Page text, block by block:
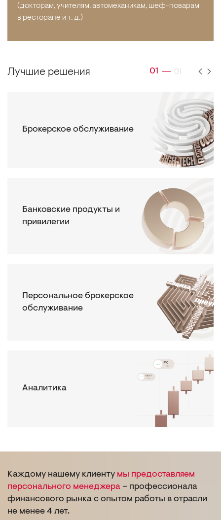
(докторам, учителям, автомеханикам, шеф-поварам
в ресторане и т. д.)
Лучшие решения 01 01
Брокерское обслуживание
Банковские продукты и
привилегии
Персональное брокерское
обслуживание
Аналитика
Каждому нашему клиенту мы предоставляем
персонального менеджера – профессионала
финансового рынка с опытом работы в отрасли
не менее 4 лет.